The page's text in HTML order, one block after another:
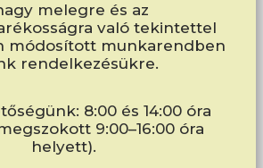
melegre és az
való tekintettel
módosított munkarendben
rendelkezésükre.
8:00 és 14:00 óra
9:00–16:00 óra
helyett).